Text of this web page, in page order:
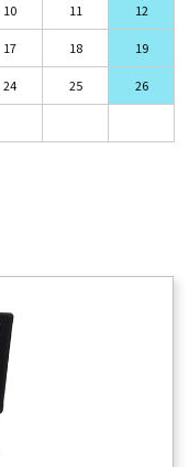
10 11 12
17 18 19
24 25 26